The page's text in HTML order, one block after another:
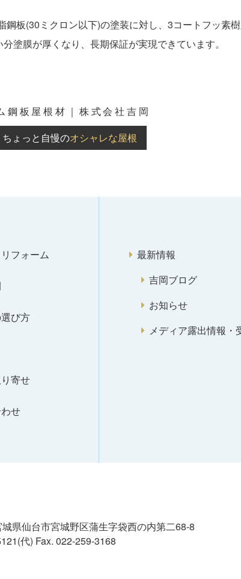
鋼板(30ミクロン以下)の塗装に対し、3コートフッ素
塗膜が厚くなり、長期保証が実現できています。
鋼板屋根材｜株式会社吉岡
ちょっと自慢のオシャレな屋根
フォーム
び方
寄せ
せ
最新情報
吉岡ブログ
お知らせ
メディア露出情報・
県仙台市宮城野区蒲生字袋西の内第二68-8
代) Fax. 022-259-3168